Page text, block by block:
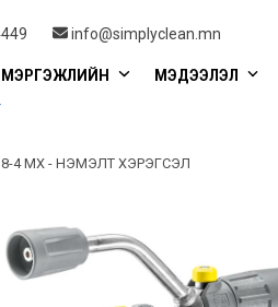
info@simplyclean.mn
МЭРГЭЖЛИЙН МЭДЭЭЛЭЛ
4 MX - НЭМЭЛТ ХЭРЭГСЭЛ